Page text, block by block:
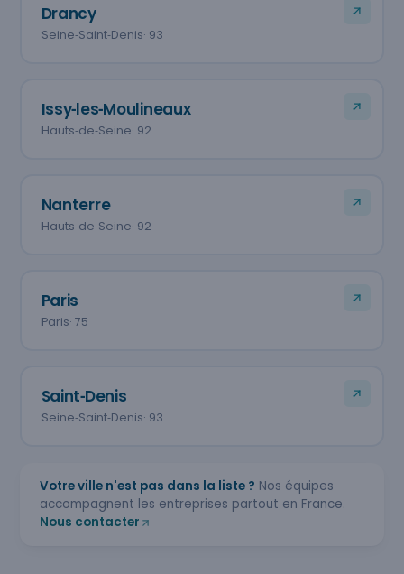
Drancy
Seine‑Saint‑Denis· 93
Issy‑les‑Moulineaux
Hauts‑de‑Seine· 92
Nanterre
Hauts‑de‑Seine· 92
Paris
Paris· 75
Saint‑Denis
Seine‑Saint‑Denis· 93
Votre ville n'est pas dans la liste ? Nos équipes
accompagnent les entreprises partout en France.
Nous contacter